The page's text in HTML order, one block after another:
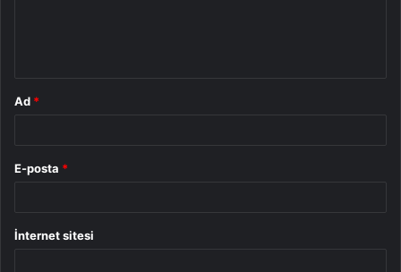
Ad *
E-posta *
İnternet sitesi